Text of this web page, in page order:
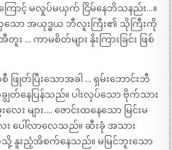
ာင့် မလှုပ်မယှက် ငြိမ်နေဘိသနည်း…။
လှသော အယုဒ္ဓယ ဘီလူးကြီး၏ သိုကြီးကို
… ကာမစိတ်များ နိုးကြားခြင်း ဖြစ်
ြုတ်ပြီးသောအခါ … ရှမ်းဘောင်းဘီ
ျွတ်နေပြန်သည်။ ပါးလှပ်သော ဗိုက်သား
း များ…. ဇောင်းထနေသော မြင်းမ
ပေါ်လာလေသည်။ ဆီးခုံ အသား
ကဲ့သို့ နူးညံ့အိစက်နေသည်။ မမြင်ဘူးသော